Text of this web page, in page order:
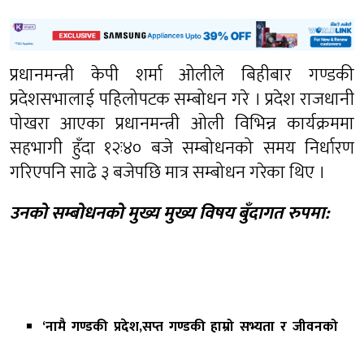
प्रधानमन्त्री केपी शर्मा ओलीले बिहीबार गण्डकी
प्रदेशसभालाई पहिलोपटक सम्बोधन गरे । प्रदेश राजधानी
पोखरा आएका प्रधानमन्त्री ओली विभिन्न कार्यक्रममा
सहभागी हुँदा १२ः४० बजे सम्बोधनको समय निर्धारण
गरिएपनि साढे ३ बजेपछि मात्र सम्बोधन गरेका थिए ।
उनको सम्बोधनको मुख्य मुख्य विषय बुँदागत रुपमा:
‘नामै गण्डकी प्रदेश,सप्त गण्डकी हाम्रो सभ्यता र जीवनको